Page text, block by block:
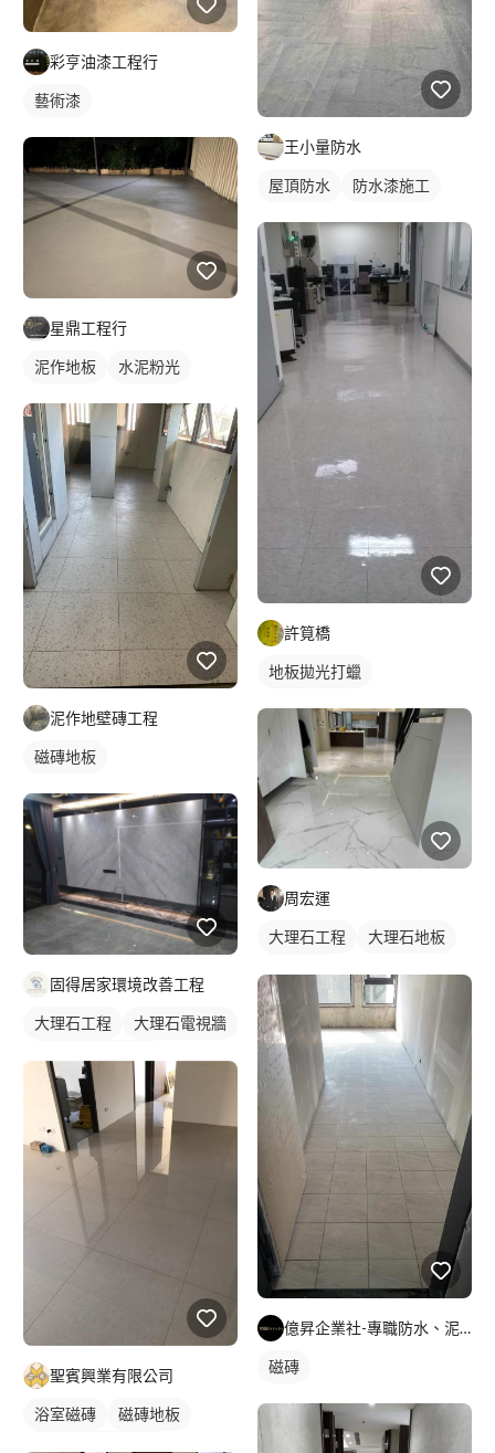
彩亨油漆工程行
藝術漆
星鼎工程行
泥作地板 水泥粉光
泥作地壁磚工程
磁磚地板
固得居家環境改善工程
大理石工程
大理石電視牆
石材牆面/電視牆
聖賓興業有限公司
浴室磁磚
磁磚地板
王小量防水
屋頂防水 防水漆施工
許筧橋
地板拋光打蠟
周宏運
大理石工程
大理石地板
億昇企業社-專職防水、泥作、磁磚工程
磁磚